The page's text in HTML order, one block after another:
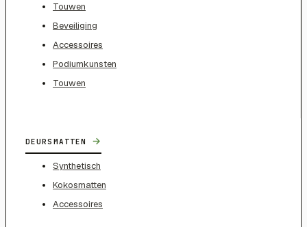
Touwen
Beveiliging
Accessoires
Podiumkunsten
Touwen
DEURSMATTEN →
Synthetisch
Kokosmatten
Accessoires